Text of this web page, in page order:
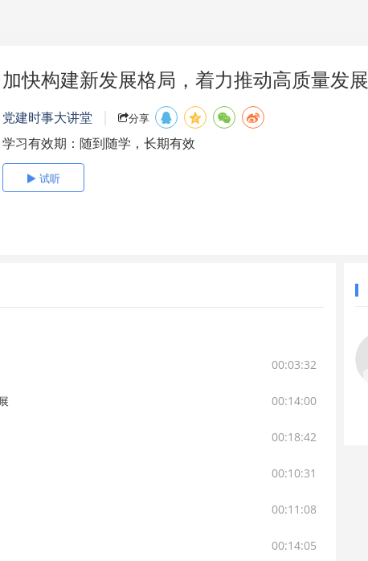
加快构建新发展格局，着力推动高质量发展
党建时事大讲堂 分享
学习有效期：随到随学，长期有效
试听
00:03:32
00:14:00
00:18:42
00:10:31
00:11:08
00:14:05